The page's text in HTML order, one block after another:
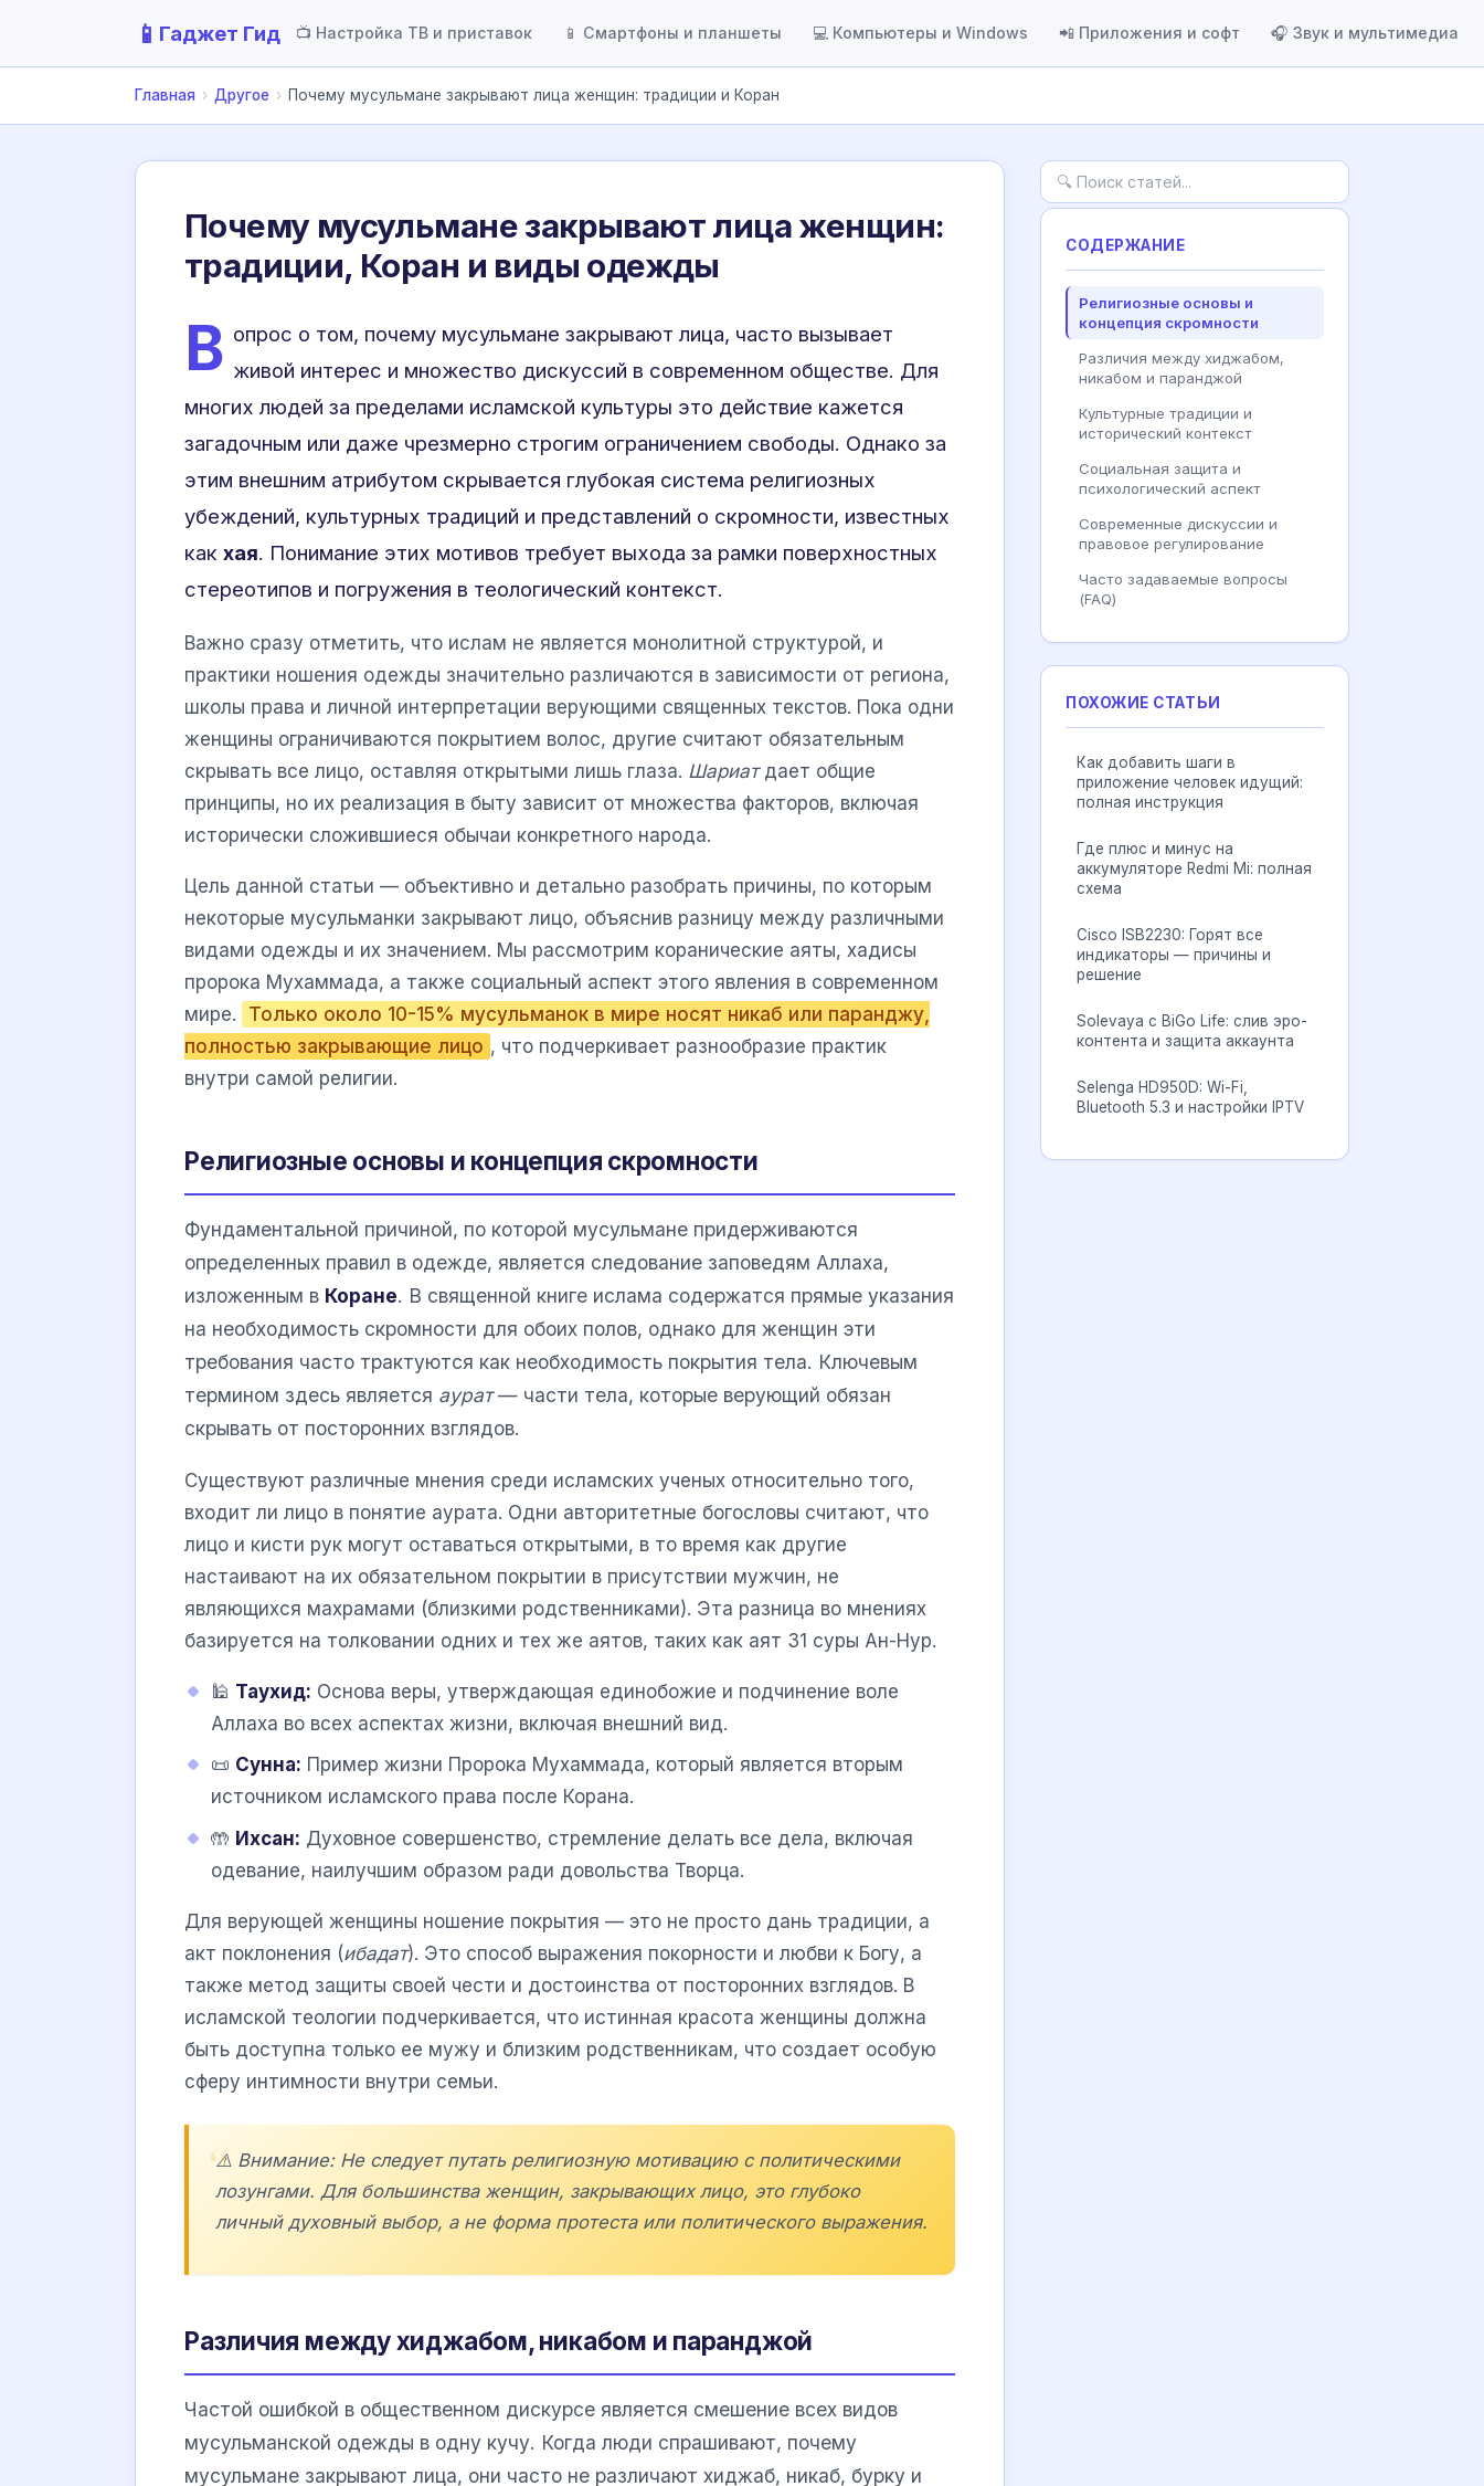
📱 Гаджет Гид 📺 Настройка ТВ и приставок 📱 Смартфоны и планшеты 💻 Компьютеры и Windows 📲 Приложения и софт 🎧 Звук и мультимедиа
Главная › Другое › Почему мусульмане закрывают лица женщин: традиции и Коран
Почему мусульмане закрывают лица женщин:
традиции, Коран и виды одежды
В опрос о том, почему мусульмане закрывают лица, часто вызывает
живой интерес и множество дискуссий в современном обществе. Для
многих людей за пределами исламской культуры это действие кажется
загадочным или даже чрезмерно строгим ограничением свободы. Однако за
этим внешним атрибутом скрывается глубокая система религиозных
убеждений, культурных традиций и представлений о скромности, известных
как хая. Понимание этих мотивов требует выхода за рамки поверхностных
стереотипов и погружения в теологический контекст.
Важно сразу отметить, что ислам не является монолитной структурой, и
практики ношения одежды значительно различаются в зависимости от региона,
школы права и личной интерпретации верующими священных текстов. Пока одни
женщины ограничиваются покрытием волос, другие считают обязательным
скрывать все лицо, оставляя открытыми лишь глаза. Шариатдает общие
принципы, но их реализация в быту зависит от множества факторов, включая
исторически сложившиеся обычаи конкретного народа.
Цель данной статьи — объективно и детально разобрать причины, по которым
некоторые мусульманки закрывают лицо, объяснив разницу между различными
видами одежды и их значением. Мы рассмотрим коранические аяты, хадисы
пророка Мухаммада, а также социальный аспект этого явления в современном
мире.
Только около 10-15% мусульманок в мире носят никаб или паранджу,
полностью закрывающие лицо , что подчеркивает разнообразие практик
внутри самой религии.
Религиозные основы и концепция скромности
Фундаментальной причиной, по которой мусульмане придерживаются
определенных правил в одежде, является следование заповедям Аллаха,
изложенным в Коране. В священной книге ислама содержатся прямые указания
на необходимость скромности для обоих полов, однако для женщин эти
требования часто трактуются как необходимость покрытия тела. Ключевым
термином здесь является аурат— части тела, которые верующий обязан
скрывать от посторонних взглядов.
Существуют различные мнения среди исламских ученых относительно того,
входит ли лицо в понятие аурата. Одни авторитетные богословы считают, что
лицо и кисти рук могут оставаться открытыми, в то время как другие
настаивают на их обязательном покрытии в присутствии мужчин, не
являющихся махрамами (близкими родственниками). Эта разница во мнениях
базируется на толковании одних и тех же аятов, таких как аят 31 суры Ан-Нур.
🕌 Таухид: Основа веры, утверждающая единобожие и подчинение воле
Аллаха во всех аспектах жизни, включая внешний вид.
📜 Сунна: Пример жизни Пророка Мухаммада, который является вторым
источником исламского права после Корана.
🤲 Ихсан: Духовное совершенство, стремление делать все дела, включая
одевание, наилучшим образом ради довольства Творца.
Для верующей женщины ношение покрытия — это не просто дань традиции, а
акт поклонения (ибадат). Это способ выражения покорности и любви к Богу, а
также метод защиты своей чести и достоинства от посторонних взглядов. В
исламской теологии подчеркивается, что истинная красота женщины должна
быть доступна только ее мужу и близким родственникам, что создает особую
сферу интимности внутри семьи.
⚠️ Внимание: Не следует путать религиозную мотивацию с политическими
лозунгами. Для большинства женщин, закрывающих лицо, это глубоко
личный духовный выбор, а не форма протеста или политического выражения.
Различия между хиджабом, никабом и паранджой
Частой ошибкой в общественном дискурсе является смешение всех видов
мусульманской одежды в одну кучу. Когда люди спрашивают, почему
мусульмане закрывают лица, они часто не различают хиджаб, никаб, бурку и
СОДЕРЖАНИЕ
Религиозные основы и
концепция скромности
Различия между хиджабом,
никабом и паранджой
Культурные традиции и
исторический контекст
Социальная защита и
психологический аспект
Современные дискуссии и
правовое регулирование
Часто задаваемые вопросы
(FAQ)
ПОХОЖИЕ СТАТЬИ
Как добавить шаги в
приложение человек идущий:
полная инструкция
Где плюс и минус на
аккумуляторе Redmi Mi: полная
схема
Cisco ISB2230: Горят все
индикаторы — причины и
решение
Solevaya с BiGo Life: слив эро-
контента и защита аккаунта
Selenga HD950D: Wi-Fi,
Bluetooth 5.3 и настройки IPTV